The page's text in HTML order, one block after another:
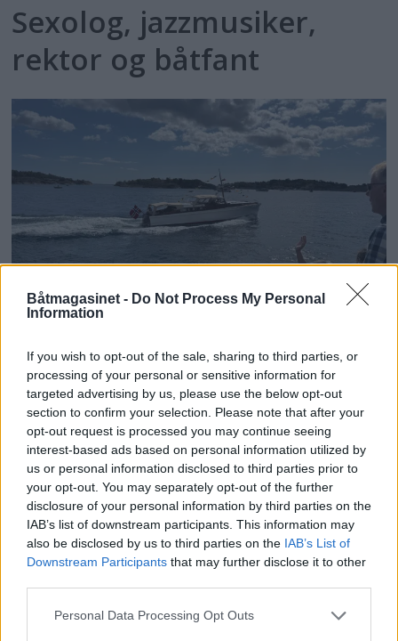
Båtmagasinet - Do Not Process My Personal
Information
If you wish to opt-out of the sale, sharing to third parties, or
processing of your personal or sensitive information for
targeted advertising by us, please use the below opt-out
section to confirm your selection. Please note that after your
opt-out request is processed you may continue seeing
interest-based ads based on personal information utilized by
us or personal information disclosed to third parties prior to
your opt-out. You may separately opt-out of the further
disclosure of your personal information by third parties on the
IAB’s list of downstream participants. This information may
also be disclosed by us to third parties on the IAB’s List of
Downstream Participants that may further disclose it to other
Personal Data Processing Opt Outs
Sexolog, jazzmusiker,
rektor og båtfant
PLUS
Motorbåtdefilering i Risør
PLUS